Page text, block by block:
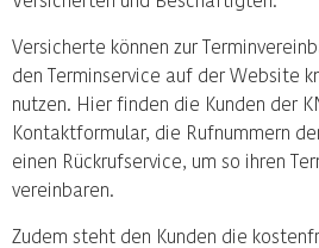
Versicherte können zur
den Terminservice auf der Website
nutzen. Hier finden die Kunden der
Kontaktformular, die Rufnummern
einen Rückrufservice, um so ihren
vereinbaren.
Zudem steht den Kunden die